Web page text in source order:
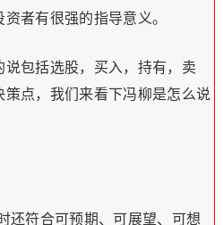
者有很强的指导意义。
包括选股，买入，持有，卖
点，我们来看下冯柳是怎么说
还符合可预期、可展望、可想